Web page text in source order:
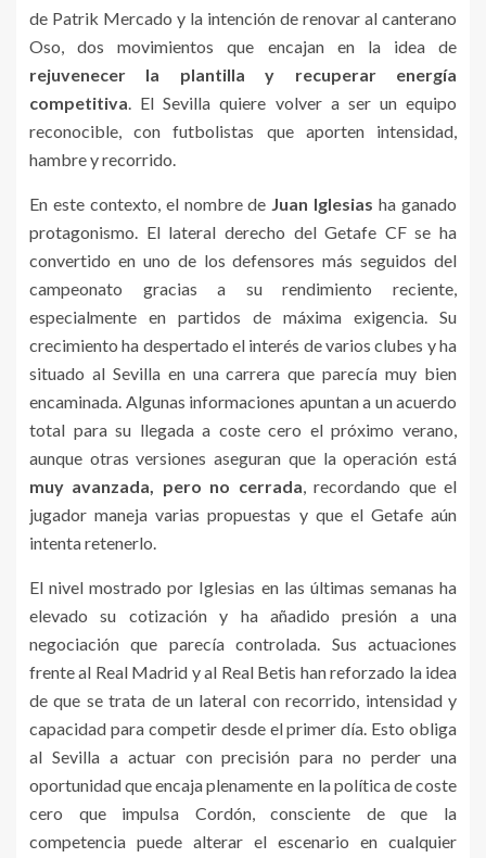
de Patrik Mercado y la intención de renovar al canterano
Oso, dos movimientos que encajan en la idea de
rejuvenecer la plantilla y recuperar energía
competitiva. El Sevilla quiere volver a ser un equipo
reconocible, con futbolistas que aporten intensidad,
hambre y recorrido.
En este contexto, el nombre de Juan Iglesias ha ganado
protagonismo. El lateral derecho del Getafe CF se ha
convertido en uno de los defensores más seguidos del
campeonato gracias a su rendimiento reciente,
especialmente en partidos de máxima exigencia. Su
crecimiento ha despertado el interés de varios clubes y ha
situado al Sevilla en una carrera que parecía muy bien
encaminada. Algunas informaciones apuntan a un acuerdo
total para su llegada a coste cero el próximo verano,
aunque otras versiones aseguran que la operación está
muy avanzada, pero no cerrada, recordando que el
jugador maneja varias propuestas y que el Getafe aún
intenta retenerlo.
El nivel mostrado por Iglesias en las últimas semanas ha
elevado su cotización y ha añadido presión a una
negociación que parecía controlada. Sus actuaciones
frente al Real Madrid y al Real Betis han reforzado la idea
de que se trata de un lateral con recorrido, intensidad y
capacidad para competir desde el primer día. Esto obliga
al Sevilla a actuar con precisión para no perder una
oportunidad que encaja plenamente en la política de coste
cero que impulsa Cordón, consciente de que la
competencia puede alterar el escenario en cualquier